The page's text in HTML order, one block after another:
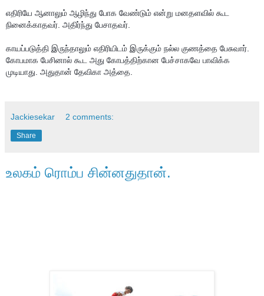
எதிரியே ஆனாலும் ஆழிந்து போக வேண்டும் என்று மனதளவில் கூட
நினைக்காதவர். அதிர்ந்து பேசாதவர்.
காயப்படுத்தி இருந்தாலும் எதிரியிடம் இருக்கும் நல்ல குணத்தை பேசுவார்.
கோபமாக பேசினால் கூட அது கோபத்திற்கான பேச்சாகவே பாவிக்க
முடியாது. அதுதான் தேவிகா அத்தை.
Jackiesekar 2 comments:
Share
உலகம் ரொம்ப சின்னதுதான்.